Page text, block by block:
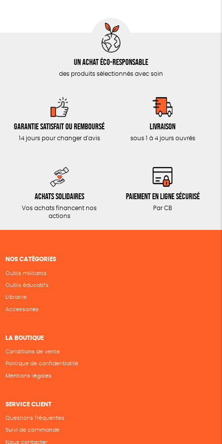
CUISINE / NUTRITION
ACCESSOIRES
Un achat éco-responsable
des produits sélectionnés avec soin
Garantie satisfait ou remboursé
14 jours pour changer d'avis
Livraison
sous 1 à 4 jours ouvrés
Achats solidaires
Vos achats financent nos
actions
Paiement en ligne sécurisé
Par CB
NOS CATÉGORIES
Outils militants
Outils éducatifs
Librairie
Accessoires
LA BOUTIQUE
Conditions de vente
Politique de confidentialité
Mentions légales
SERVICE CLIENT
Questions fréquentes
Suivi de commande
Nous contacter